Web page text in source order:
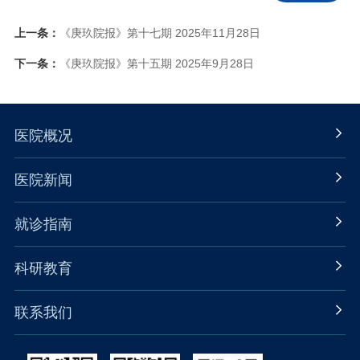
上一条： 《庚玖院报》第十七期 2025年11月28日
下一条： 《庚玖院报》第十五期 2025年9月28日
医院概况
医院新闻
就诊指南
科研教育
联系我们